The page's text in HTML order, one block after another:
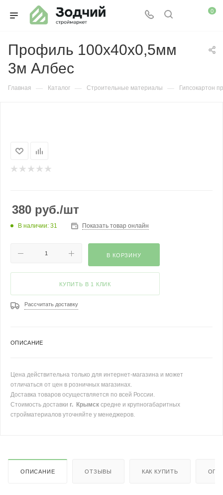
0
Профиль 100х40х0,5мм
3м Албес
Главная — Каталог — Строительные материалы — Гипсокартон
380 руб./шт
В наличии: 31 Показать товар онлайн
В КОРЗИНУ
КУПИТЬ В 1 КЛИК
Рассчитать доставку
ОПИСАНИЕ
Цена действительна только для интернет-магазина и может
отличаться от цен в розничных магазинах.
Доставка товаров осуществляется по всей России.
Стоимость доставки г. Крымск средне и крупногабаритных
стройматериалов уточняйте у менеджеров.
ОПИСАНИЕ ОТЗЫВЫ КАК КУПИТЬ